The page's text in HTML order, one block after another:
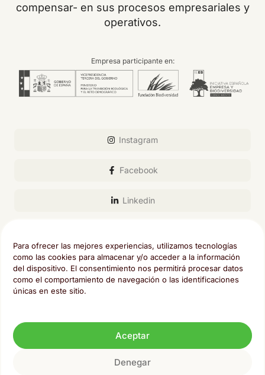
Para ofrecer las mejores experiencias, utilizamos tecnologías
como las cookies para almacenar y/o acceder a la información
del dispositivo. El consentimiento nos permitirá procesar datos
como el comportamiento de navegación o las identificaciones
únicas en este sitio.
Aceptar
Denegar
compensar- en sus procesos empresariales y
operativos.
Empresa participante en:
Instagram
Facebook
Linkedin
Política de privacidad